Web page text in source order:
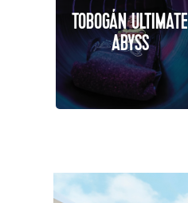
TOBOGÁN ULTIMATE
ABYSS